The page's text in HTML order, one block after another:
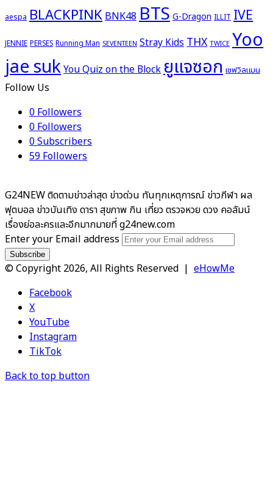
aespa BLACKPINKBNK48BTSG-Dragon ILLIT IVE
JENNIE PERSES Running Man SEVENTEEN Stray KidsTHX TWICE Yoo
jae sukYou Quiz on the Blockยูแจซอก เชฟวิลแมน
Follow Us
0Followers
0Followers
0Subscribers
59Followers
G24NEW ติดตามข่าวล่าสุด ข่าวด่วน ทันทุกเหตุการณ์ ข่าวกีฬา ผล
ฟุตบอล ข่าวบันเทิง ดารา สุขภาพ กิน เที่ยว ตรวจหวย ดวง คอลัมน์
เรื่องย่อละครและอีกมากมายที่ g24new.com
Enter your Email address
© Copyright 2026, All Rights Reserved | eHowMe
Facebook
X
YouTube
Instagram
TikTok
Back to top button